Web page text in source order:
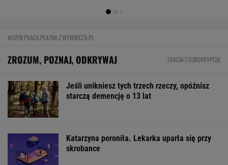
WSPÓŁPRACA PŁATNA Z WYBORCZA.PL
ZROZUM, POZNAJ, ODKRYWAJ SEKCJA Z SUBSKRYPCJĄ
Jeśli unikniesz tych trzech rzeczy, opóźnisz
starczą demencję o 13 lat
Katarzyna poroniła. Lekarka uparła się przy
skrobance